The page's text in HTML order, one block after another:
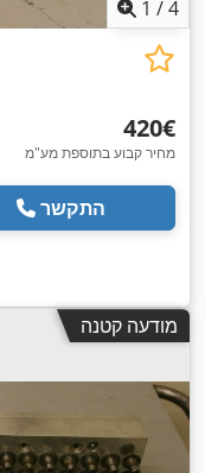
1 /4
‏420 ‏€
מחיר קבוע בתוספת מע"מ
התקשר
מודעה קטנה